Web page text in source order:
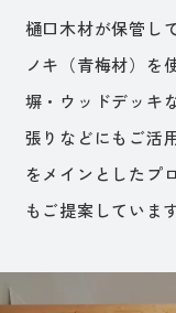
樋口木材が保管し
ノキ（青梅材）を
塀・ウッドデッキ
張りなどにもご活
をメインとしたプ
もご提案しています